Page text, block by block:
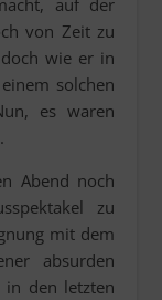
von Zeit zu
wie er in
solchen
es waren
Abend noch
zu
mit dem
absurden
in den letzten